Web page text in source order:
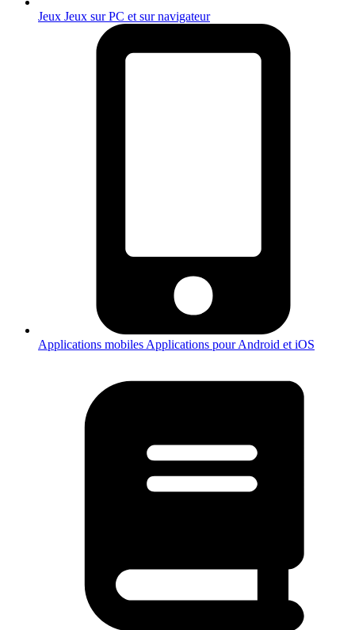
Jeux Jeux sur PC et sur navigateur
Applications mobiles Applications pour Android et iOS